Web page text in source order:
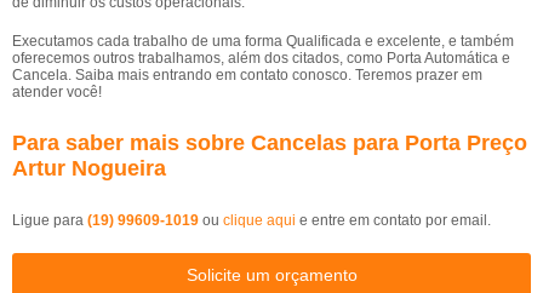
Executamos cada trabalho de uma forma Qualificada e excelente, e também
oferecemos outros trabalhamos, além dos citados, como Porta Automática e
Cancela. Saiba mais entrando em contato conosco. Teremos prazer em
atender você!
Para saber mais sobre Cancelas para Porta Preço
Artur Nogueira
Ligue para (19) 99609-1019 ou clique aqui e entre em contato por email.
Solicite um orçamento